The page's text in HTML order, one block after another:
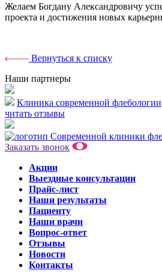
Желаем Богдану Александровичу
проекта и достижения новых
Вернуться к списку
Наши партнеры
Клиника современной флебологии
читать отзывы
Заказать звонок
Акции
Выездные консультации
Прайс-лист
Наши результаты
Пациенту
Наши врачи
Вопрос-ответ
Отзывы
Новости
Контакты